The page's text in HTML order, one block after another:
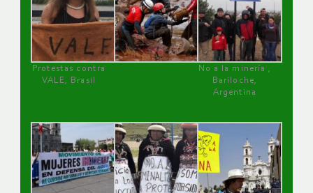
Protestas contra
VALE, Brasil
No a la minería ,
Bariloche,
Argentina